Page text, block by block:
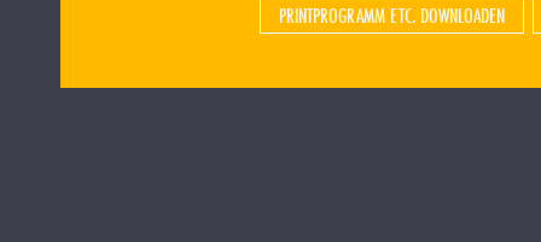
PRINTPROGRAMM ETC. DOWNLOADEN